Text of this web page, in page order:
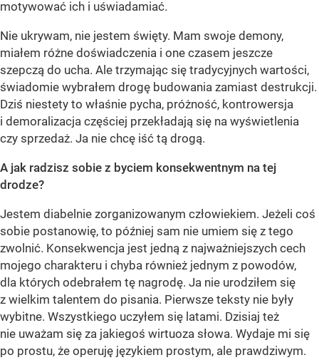
motywować ich i uświadamiać.
Nie ukrywam, nie jestem święty. Mam swoje demony,
miałem różne doświadczenia i one czasem jeszcze
szepczą do ucha. Ale trzymając się tradycyjnych wartości,
świadomie wybrałem drogę budowania zamiast destrukcji.
Dziś niestety to właśnie pycha, próżność, kontrowersja
i demoralizacja częściej przekładają się na wyświetlenia
czy sprzedaż. Ja nie chcę iść tą drogą.
A jak radzisz sobie z byciem konsekwentnym na tej
drodze?
Jestem diabelnie zorganizowanym człowiekiem. Jeżeli coś
sobie postanowię, to później sam nie umiem się z tego
zwolnić. Konsekwencja jest jedną z najważniejszych cech
mojego charakteru i chyba również jednym z powodów,
dla których odebrałem tę nagrodę. Ja nie urodziłem się
z wielkim talentem do pisania. Pierwsze teksty nie były
wybitne. Wszystkiego uczyłem się latami. Dzisiaj też
nie uważam się za jakiegoś wirtuoza słowa. Wydaje mi się
po prostu, że operuję językiem prostym, ale prawdziwym.